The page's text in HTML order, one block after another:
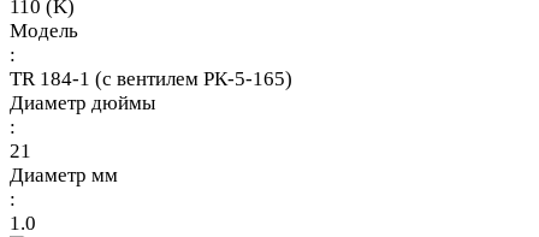
110 (K)
Модель
:
TR 184-1 (с вентилем РК-5-165)
Диаметр дюймы
:
21
Диаметр мм
:
1.0